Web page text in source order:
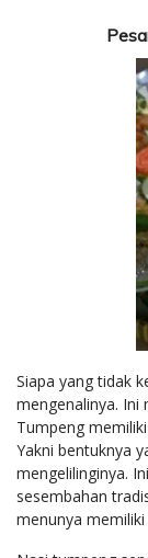
Siapa yang tidak
mengenalinya. Ini
Tumpeng
Yakni bentuknya
mengelilinginya.
sesembahan
menunya